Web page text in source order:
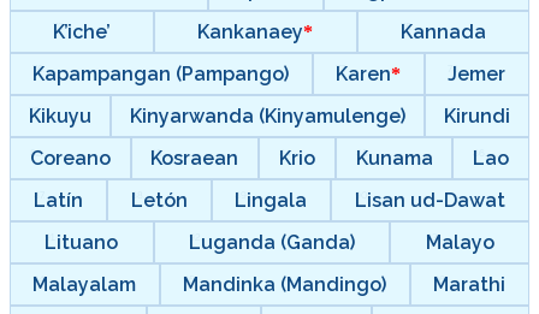
K’iche’
Kankanaey
Kannada
Kapampangan (Pampango)
Karen
Jemer
Kikuyu
Kinyarwanda (Kinyamulenge)
Kirundi
Coreano
Kosraean Krio Kunama
Lao
Latín
Letón Lingala
Lisan ud-Dawat
Lituano
Luganda (Ganda)
Malayo
Malayalam
Mandinka (Mandingo)
Marathi